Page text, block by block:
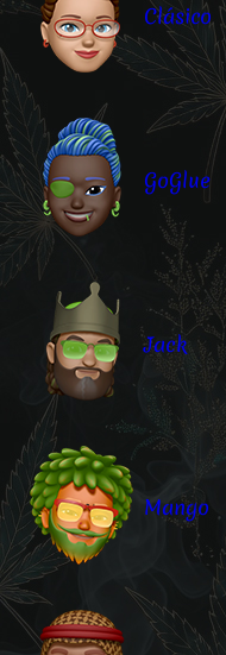
Clásico
GoGlue
Jack
Mango